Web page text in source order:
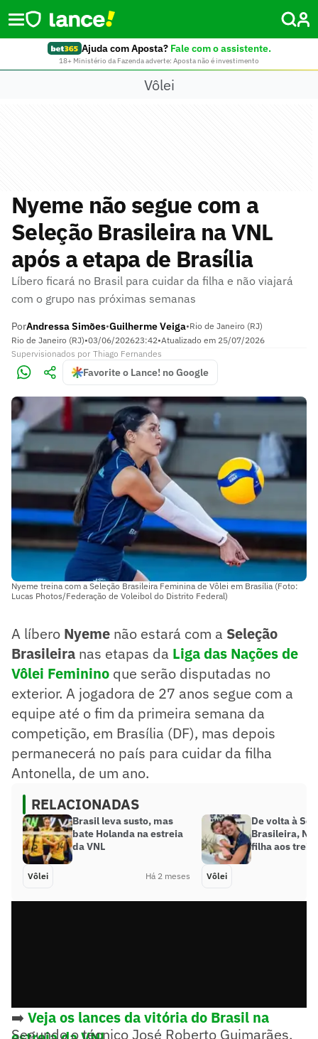
Ajuda com Aposta? Fale com o assistente.
18+ Ministério da Fazenda adverte: Aposta não é investimento
Vôlei
Nyeme não segue com a
Seleção Brasileira na VNL
após a etapa de Brasília
Líbero ficará no Brasil para cuidar da filha e não viajará
com o grupo nas próximas semanas
PorAndressa Simões•Guilherme Veiga•Rio de Janeiro (RJ)
Rio de Janeiro (RJ)•03/06/202623:42•Atualizado em 25/07/2026
Supervisionados por Thiago Fernandes
Favorite o Lance! no Google
Nyeme treina com a Seleção Brasileira Feminina de Vôlei em Brasília (Foto:
Lucas Photos/Federação de Voleibol do Distrito Federal)
A líbero Nyeme não estará com a Seleção
Brasileira nas etapas da Liga das Nações de
Vôlei Feminino que serão disputadas no
exterior. A jogadora de 27 anos segue com a
equipe até o fim da primeira semana da
competição, em Brasília (DF), mas depois
permanecerá no país para cuidar da filha
Antonella, de um ano.
RELACIONADAS
Brasil leva susto, mas
bate Holanda na estreia
da VNL
Vôlei Há 2 meses
De volta à
Brasileira,
filha aos
Vôlei
➡️ Veja os lances da vitória do Brasil na
Segundo o técnico José Roberto Guimarães,